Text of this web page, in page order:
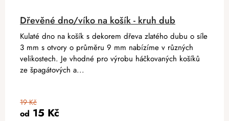
Dřevěné dno/víko na košík - kruh dub
od 15 Kč
19 Kč
Kulaté dno na košík s dekorem dřeva zlatého dubu o síle
3 mm s otvory o průměru 9 mm nabízíme v různých
velikostech. Je vhodné pro výrobu háčkovaných košíků
ze špagátových a...